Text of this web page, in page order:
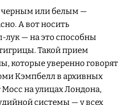
черным или белым —
А вот носить
лук — на это способны
Такой прием
которые уверенно говорят
Кэмпбелл в архивных
на улицах Лондона,
системы — у всех